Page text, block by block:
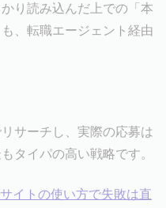
り読み込んだ上での「本
、転職エージェント経由
サーチし、実際の応募は
タイパの高い戦略です。
イトの使い方で失敗は直